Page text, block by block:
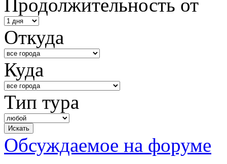
Продолжительность от
Откуда
Куда
Тип тура
Обсуждаемое на форуме